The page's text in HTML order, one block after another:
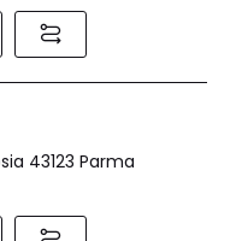
43123 Parma